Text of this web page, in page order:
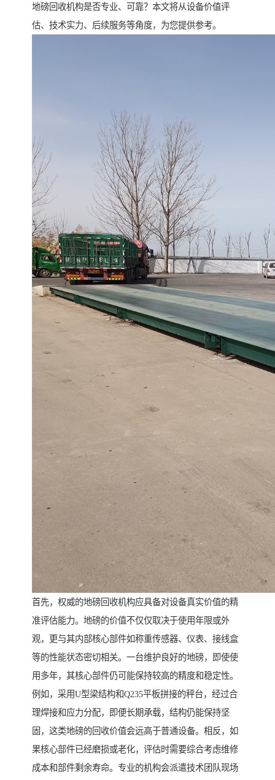
地磅回收机构是否专业、可靠？本文将从设备价值评
估、技术实力、后续服务等角度，为您提供参考。
首先，权威的地磅回收机构应具备对设备真实价值的精
准评估能力。地磅的价值不仅仅取决于使用年限或外
观，更与其内部核心部件如称重传感器、仪表、接线盒
等的性能状态密切相关。一台维护良好的地磅，即使使
用多年，其核心部件仍可能保持较高的精度和稳定性。
例如，采用U型梁结构和Q235平板拼接的秤台，经过合
理焊接和应力分配，即便长期承载，结构仍能保持坚
固，这类地磅的回收价值会远高于普通设备。相反，如
果核心部件已经磨损或老化，评估时需要综合考虑维修
成本和部件剩余寿命。专业的机构会派遣技术团队现场